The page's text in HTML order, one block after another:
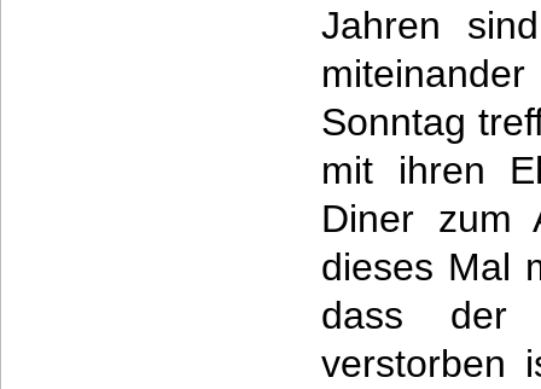
Jahren
Sonntag
mit ihren
Diner zum
dieses Mal
dass der
verstorben